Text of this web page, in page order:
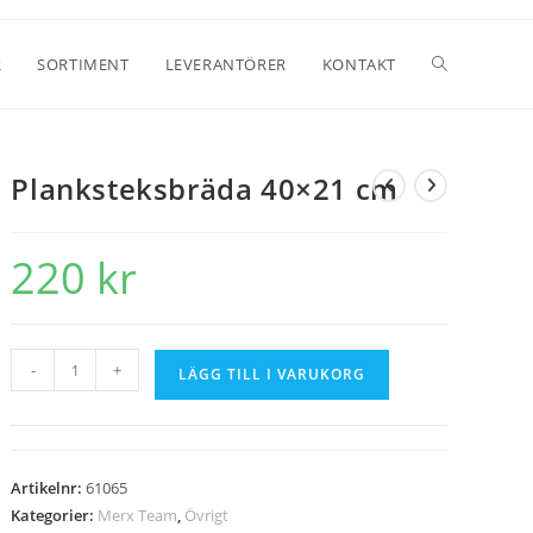
SORTIMENT LEVERANTÖRER KONTAKT
Planksteksbräda 40×21 cm
220 kr
- + LÄGG TILL I VARUKORG
Artikelnr:61065
Kategorier: Merx Team, Övrigt